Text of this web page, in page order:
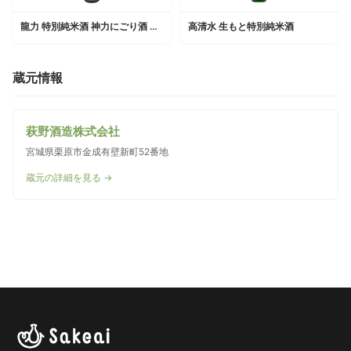
龍力 特別純米酒 神力にごり酒 生酒 高清水 生もと特別純米酒
蔵元情報
萩野酒造株式会社
宮城県栗原市金成有壁新町52番地
蔵元の詳細を見る →